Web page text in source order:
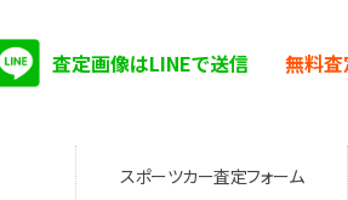
査定画像はLINEで送信 無料査
スポーツカー査定フォーム